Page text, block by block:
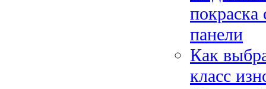
панели
Как
класс